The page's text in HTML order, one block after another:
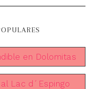
en Dolomitas
Lac d´Espingo